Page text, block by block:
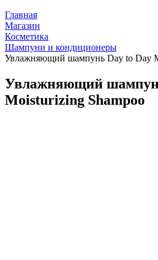
Главная
Магазин
Косметика
Шампуни и кондиционеры
Увлажняющий шампунь Day to Day
Увлажняющий
Moisturizing Shampoo